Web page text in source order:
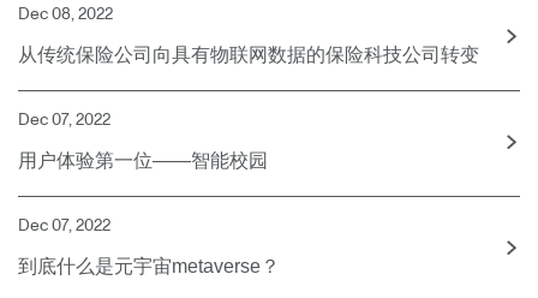
Dec 08, 2022
从传统保险公司向具有物联网数据的保险科技公司转变
Dec 07, 2022
用户体验第一位——智能校园
Dec 07, 2022
到底什么是元宇宙metaverse？